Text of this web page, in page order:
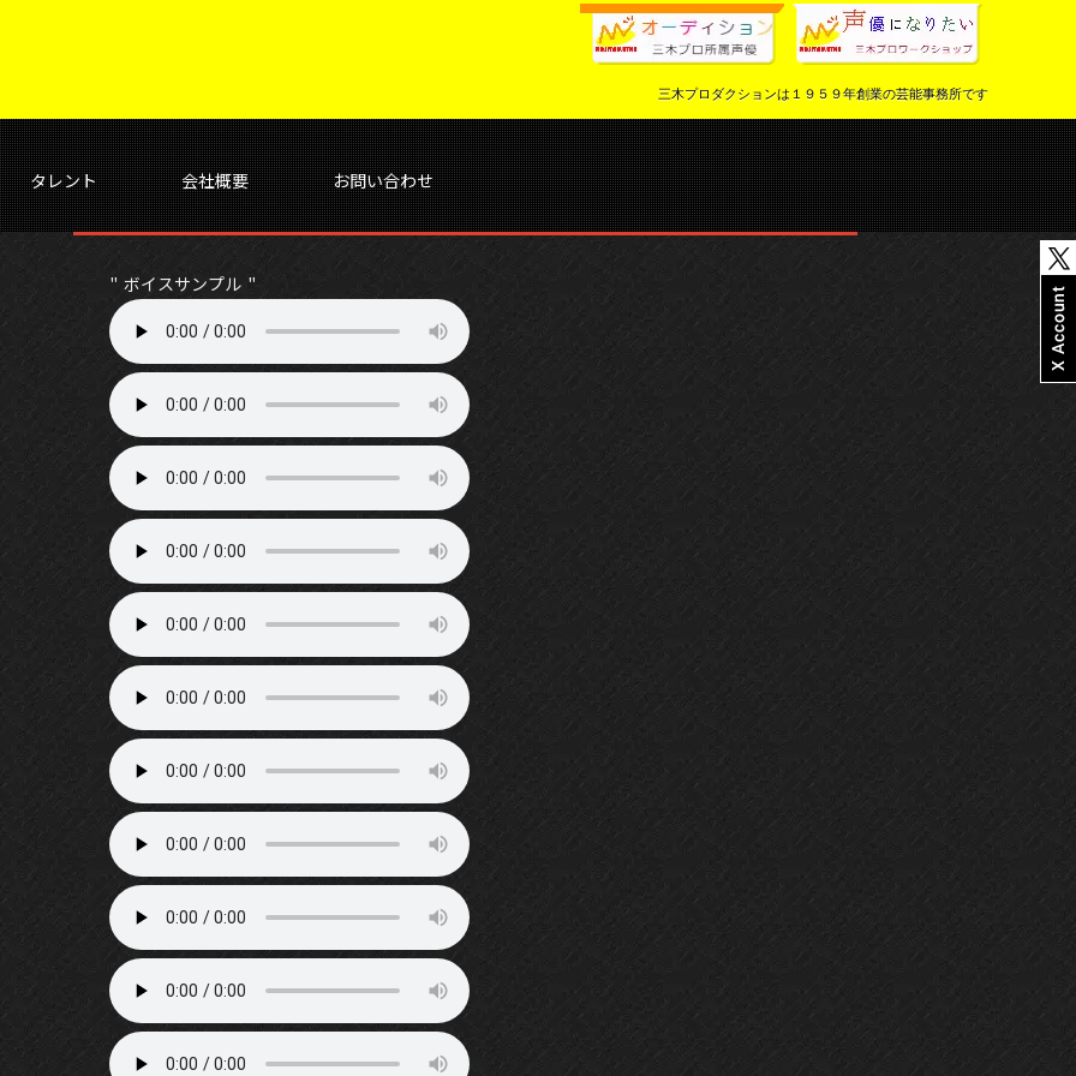
三木プロダクションは１９５９年創業の芸能事務所です
タレント 会社概要 お問い合わせ
ボイスサンプル